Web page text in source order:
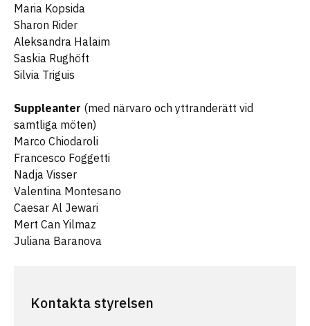
Maria Kopsida
Sharon Rider
Aleksandra Halaim
Saskia Rughöft
Silvia Triguis
Suppleanter (med närvaro och yttranderätt vid
samtliga möten)
Marco Chiodaroli
Francesco Foggetti
Nadja Visser
Valentina Montesano
Caesar Al Jewari
Mert Can Yilmaz
Juliana Baranova
Kontakta styrelsen